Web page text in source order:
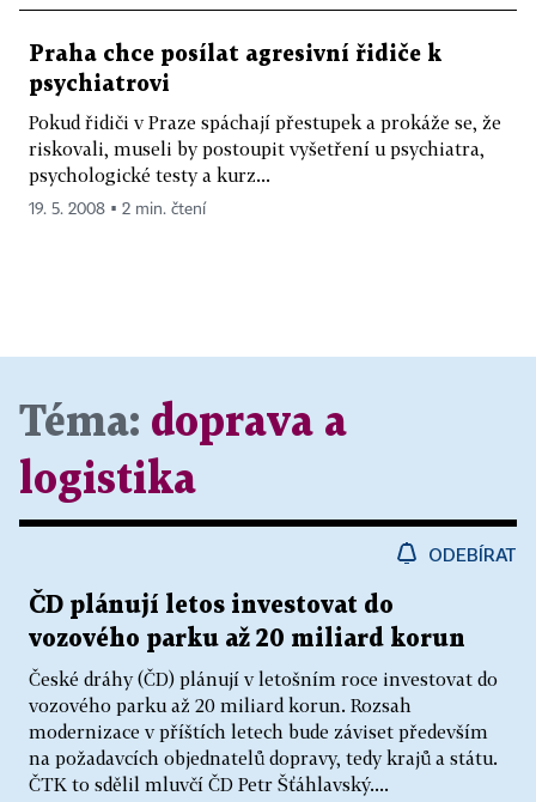
Praha chce posílat agresivní řidiče k
psychiatrovi
Pokud řidiči v Praze spáchají přestupek a prokáže se, že
riskovali, museli by postoupit vyšetření u psychiatra,
psychologické testy a kurz...
19. 5. 2008 ▪ 2 min. čtení
Téma: doprava a
logistika
ODEBÍRAT
ČD plánují letos investovat do
vozového parku až 20 miliard korun
České dráhy (ČD) plánují v letošním roce investovat do
vozového parku až 20 miliard korun. Rozsah
modernizace v příštích letech bude záviset především
na požadavcích objednatelů dopravy, tedy krajů a státu.
ČTK to sdělil mluvčí ČD Petr Šťáhlavský....